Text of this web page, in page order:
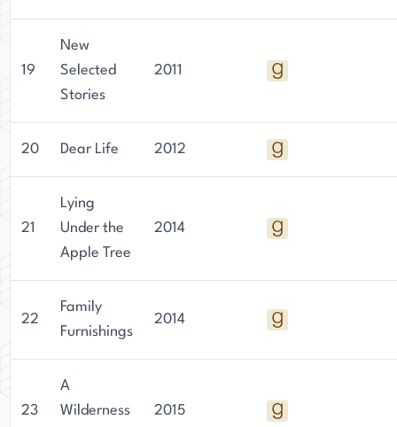
19
New
Selected
Stories
2011
20 Dear Life 2012
21
Lying
Under the
Apple Tree
2014
22
Family
Furnishings
2014
23
A
Wilderness
2015